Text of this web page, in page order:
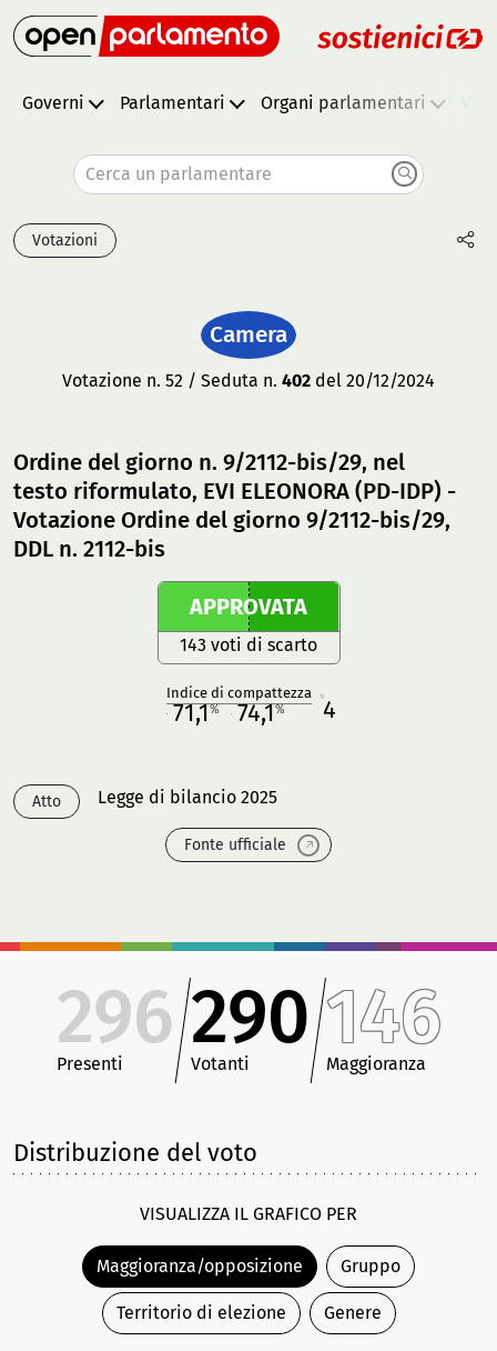
Governi Parlamentari Organi parlamentari
Cerca un parlamentare
Votazioni
Camera
Votazione n. 52 / Seduta n. 402 del 20/12/2024
Ordine del giorno n. 9/2112-bis/29, nel
testo riformulato, EVI ELEONORA (PD-IDP) -
Votazione Ordine del giorno 9/2112-bis/29,
DDL n. 2112-bis
APPROVATA
143 voti di scarto
Indice di compattezza
71,1% 74,1% 4
Atto Legge di bilancio 2025
Fonte ufficiale
296
Presenti
290
Votanti
146
Maggioranza
Distribuzione del voto
VISUALIZZA IL GRAFICO PER
Maggioranza/opposizione Gruppo
Territorio di elezione Genere